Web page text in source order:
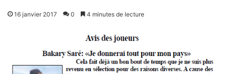
16 janvier 2017 0 4 minutes de lecture